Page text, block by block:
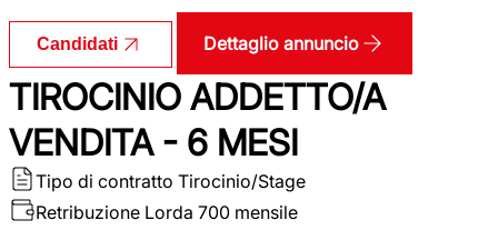
Candidati Dettaglio annuncio
TIROCINIO ADDETTO/A
VENDITA - 6 MESI
Tipo di contratto Tirocinio/Stage
Retribuzione Lorda 700 mensile